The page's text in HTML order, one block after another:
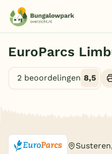
Last
Top 12
EuroParcs
2 beoordelingen 8,5